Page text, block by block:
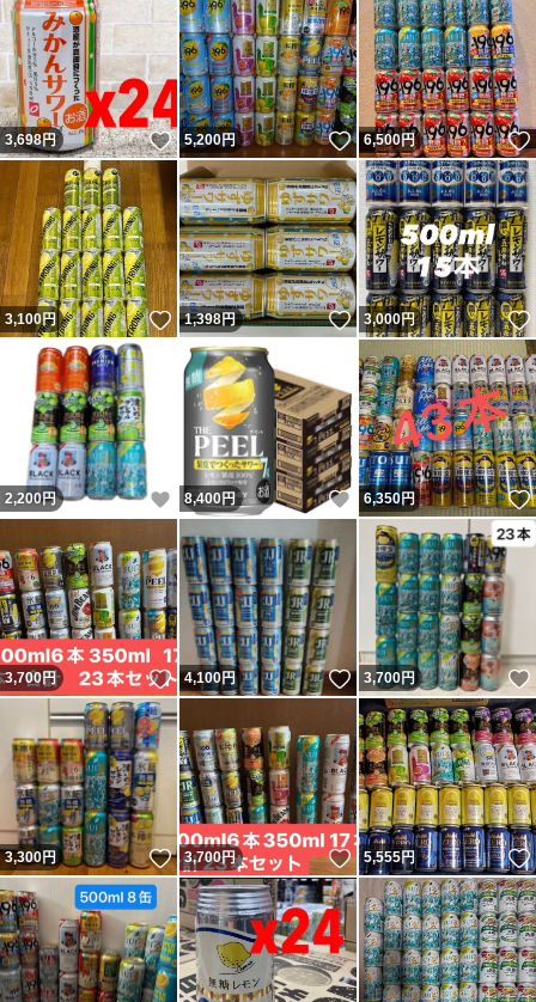
3,698円 いいね！
5,200円 いいね！
6,500円
3,100円 いいね！
1,398円 いいね！
3,000円
2,200円 いいね！
8,400円 いいね！
6,350円
3,700円 いいね！
4,100円 いいね！
3,700円
3,300円 いいね！
3,700円 いいね！
5,555円